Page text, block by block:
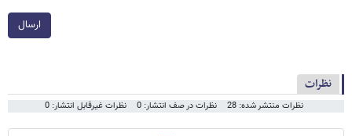
ارسال
نظرات
نظرات منتشر شده: 28 نظرات در صف انتشار: 0 نظرات غیرقابل انتشار: 0